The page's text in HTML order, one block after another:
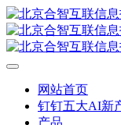
网站首页
钉钉五大AI新
产品